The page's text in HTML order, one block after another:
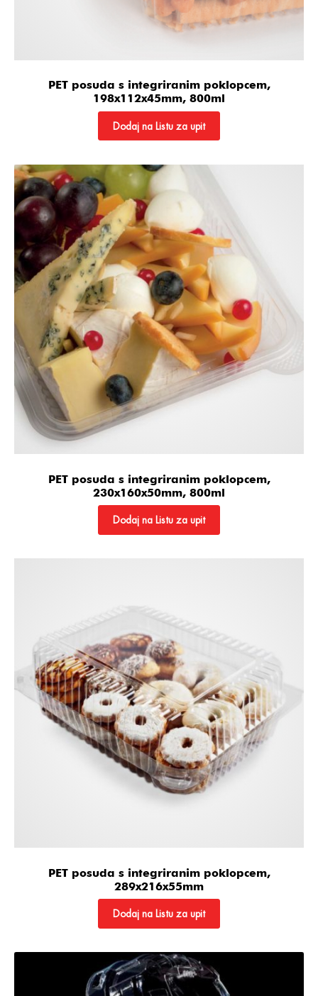
PET posuda s integriranim poklopcem,
198x112x45mm, 800ml
Dodaj na Listu za upit
PET posuda s integriranim poklopcem,
230x160x50mm, 800ml
Dodaj na Listu za upit
PET posuda s integriranim poklopcem,
289x216x55mm
Dodaj na Listu za upit